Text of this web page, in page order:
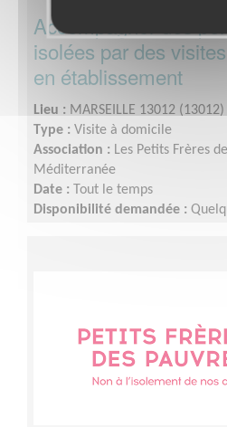
Accompagner des
isolées par des
en établissement
Lieu : MARSEILLE 13012 (13012)
Type : Visite à domicile
Association : Les Petits Frères
Méditerranée
Date : Tout le temps
Disponibilité demandée :